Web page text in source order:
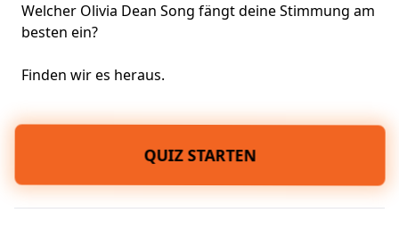
Welcher Olivia Dean Song fängt deine Stimmung am
besten ein?
Finden wir es heraus.
QUIZ STARTEN